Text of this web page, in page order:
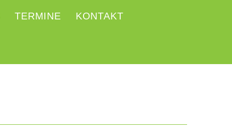
TERMINE KONTAKT